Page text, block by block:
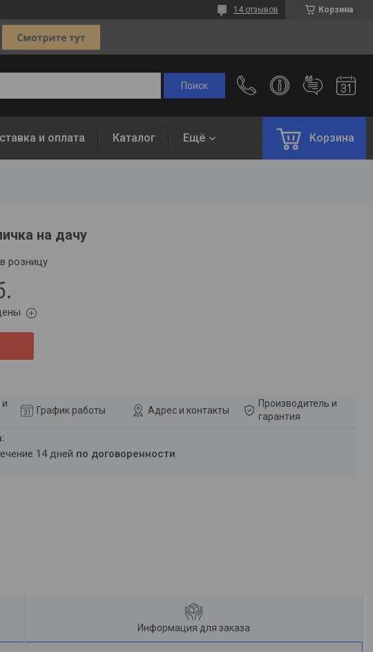
Корзина
14 отзывов
и оплата Каталог Ещё Корзина
на дачу
розницу
График работы Адрес и контакты
Производитель и
гарантия
14 дней по договоренности
Информация для заказа